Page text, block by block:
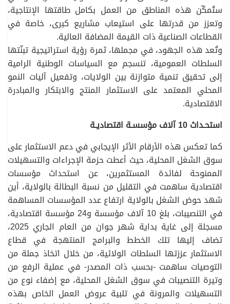
ستُمكّن هذه المناطق من العمل بكامل طاقتها الإنتاجية،
وتعزز من قدرتها على استيعاب مشاريع كبرى، خاصة في
القطاعات الصناعية ذات القيمة المضافة العالية.
وتُعد هذه الجهود، في مجملها، ثمرة رؤية استراتيجية تبنّتها
السلطات العمومية، تنسجم مع السياسات الوطنية الرامية
إلى تحقيق تنمية متوازنة بين الولايات، وتفعيل آليات النمو
المحلي المعتمد على الاستثمار المنتج والابتكار والمبادرة
الاقتصادية.
استحـداث 10 آلاف مؤسسـة اقتصاديـة
كما تعكس هذه الأرقام الأثر الإيجابي في دعم الاستثمار على
سوق الشغل المحلية، حيث أعطت حزمة الإجراءات والتسهيلات
الممنوحة لفائدة المستثمرين، عن استحداث مؤسسات
اقتصادية ساهمت في التقليل من نسبة البطالة بالولاية، أين
شهد حوض الشغل بالولاية ارتفاع عدد المؤسسات المساهمة
في التنصيبات، بلغ 10 آلاف مؤسسة و24 مؤسسة اقتصادية،
مسجلة إلى غاية بداية شهر جوان من العام الجاري 2025،
تضاف إليها تلك الخطط والبرامج المنتهجة في قطاع
الاستثمار عززتها السلطات الولائية، من خلال اتخاذ جملة من
التوصيات ساهمت -بحسب ذات المصدر- في عملية الرفع من
وتيرة التنصيبات في سوق الشغل المحلية، مع إضفاء نوع من
التسهيلات والمرونة في تلبية عروض العمل الخاص بهذه